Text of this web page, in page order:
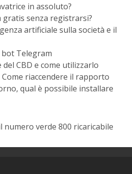
in assoluto?
gratis senza registrarsi?
artificiale sulla società e il
Telegram
CBD e come utilizzarlo
riaccendere il rapporto
qual è possibile installare